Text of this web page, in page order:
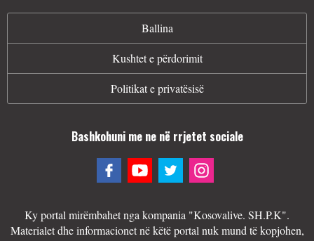
Ballina
Kushtet e përdorimit
Politikat e privatësisë
Bashkohuni me ne në rrjetet sociale
Ky portal mirëmbahet nga kompania "Kosovalive. SH.P.K".
Materialet dhe informacionet në këtë portal nuk mund të kopjohen,